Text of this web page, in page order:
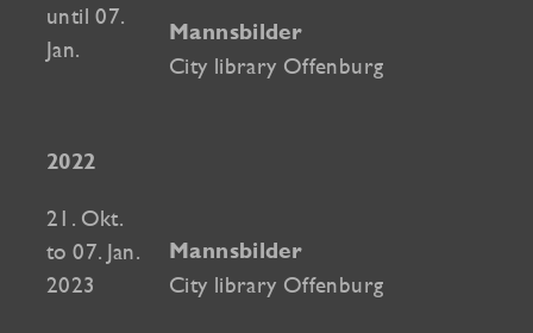
until 07.
Jan.
Mannsbilder
City library Offenburg
2022
21. Okt.
to 07. Jan.
2023
Mannsbilder
City library Offenburg